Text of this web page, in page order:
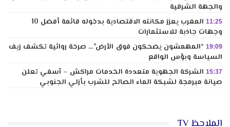
والجهة الشرقية
11:25
المغرب يعزز مكانته الاقتصادية بدخوله قائمة أفضل 10
وجهات جاذبة للاستثمارات
19:09 “المهمشون يضحكون فوق الأرض”… صرخة روائية تكشف زيف
السياسة وبؤس الواقع
15:37 الشركة الجهوية متعددة الخدمات مراكش – آسفي تعلن
صيانة مبرمجة لشبكة الماء الصالح للشرب بأزلي الجنوبي
الملاحظ TV